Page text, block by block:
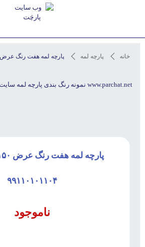
خانه پارچه لمه پارچه لمه هفت رنگ عرض ۱۵۰ س م – کد ۹۹۱۱۰۱۰۱۱۰۴
۹۹۱۱۰۱۰۱۱۰۴
ناموجود
استعلام آخرین قیمت و